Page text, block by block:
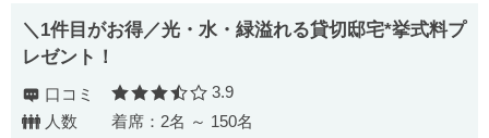
＼1件目がお得／光・水・緑溢れる貸切邸宅*挙式料プ
レゼント！
口コミ 口コミ評価
3.9
人数
着席：2名 ～ 150名